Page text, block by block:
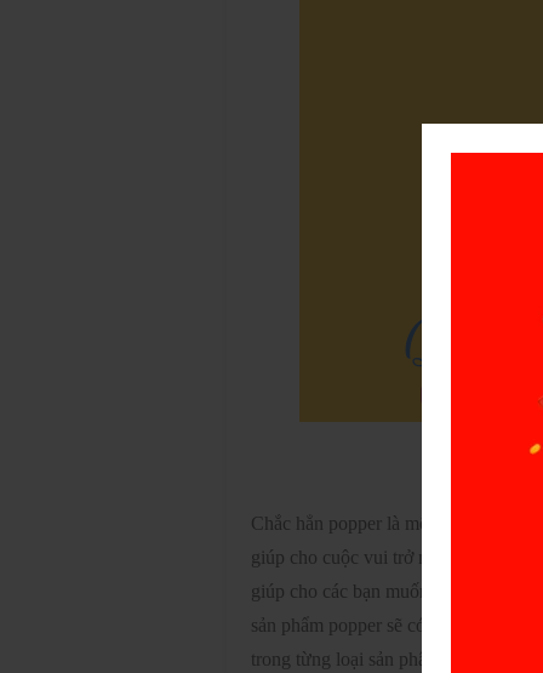
Chắc hẳn popper là một sản phẩm
giúp cho cuộc vui trở nên hứng thú
giúp cho các bạn muốn quan hệ qua
sản phẩm popper sẽ có dung lượng
trong từng loại sản phẩm. Và dưới